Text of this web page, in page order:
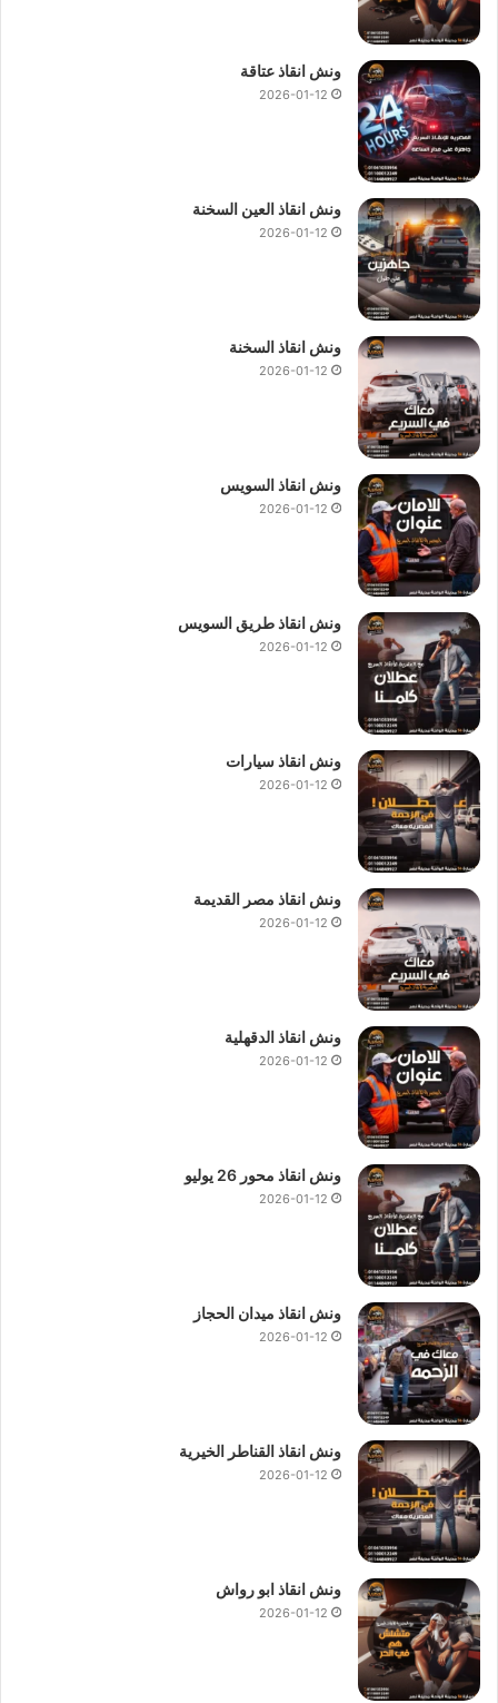
ونش انقاذ عتاقة
2026-01-12
ونش انقاذ العين السخنة
2026-01-12
ونش انقاذ السخنة
2026-01-12
ونش انقاذ السويس
2026-01-12
ونش انقاذ طريق السويس
2026-01-12
ونش انقاذ سيارات
2026-01-12
ونش انقاذ مصر القديمة
2026-01-12
ونش انقاذ الدقهلية
2026-01-12
ونش انقاذ محور 26 يوليو
2026-01-12
ونش انقاذ ميدان الحجاز
2026-01-12
ونش انقاذ القناطر الخيرية
2026-01-12
ونش انقاذ ابو رواش
2026-01-12